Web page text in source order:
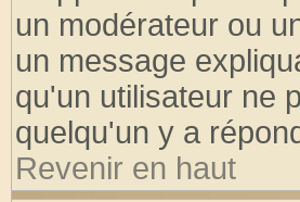
un modérateur ou
un message
qu'un utilisateur ne
quelqu'un y a
Revenir en haut